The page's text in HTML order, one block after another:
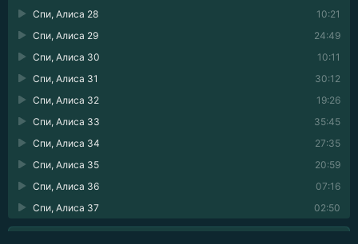
10:21
Спи, Алиса 28
24:49
Спи, Алиса 29
10:11
Спи, Алиса 30
30:12
Спи, Алиса 31
19:26
Спи, Алиса 32
35:45
Спи, Алиса 33
27:35
Спи, Алиса 34
20:59
Спи, Алиса 35
07:16
Спи, Алиса 36
02:50
Спи, Алиса 37